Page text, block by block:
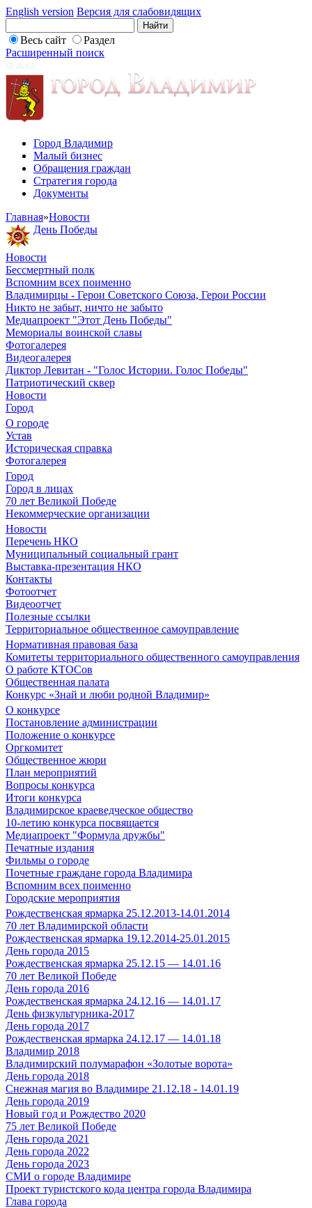
English version Версия для слабовидящих
Весь сайт
Раздел
Расширенный поиск
Город Владимир
Малый бизнес
Обращения граждан
Стратегия города
Документы
Главная»Новости
День Победы
Новости
Бессмертный полк
Вспомним всех поименно
Владимирцы - Герои Советского Союза, Герои России
Никто не забыт, ничто не забыто
Медиапроект "Этот День Победы"
Мемориалы воинской славы
Фотогалерея
Видеогалерея
Диктор Левитан - "Голос Истории. Голос Победы"
Патриотический сквер
Новости
Город
О городе
Устав
Историческая справка
Фотогалерея
Город
Город в лицах
70 лет Великой Победе
Некоммерческие организации
Новости
Перечень НКО
Муниципальный социальный грант
Выставка-презентация НКО
Контакты
Фотоотчет
Видеоотчет
Полезные ссылки
Территориальное общественное самоуправление
Нормативная правовая база
Комитеты территориального общественного самоуправления
О работе КТОСов
Общественная палата
Конкурс «Знай и люби родной Владимир»
О конкурсе
Постановление администрации
Положение о конкурсе
Оргкомитет
Общественное жюри
План мероприятий
Вопросы конкурса
Итоги конкурса
Владимирское краеведческое общество
10-летию конкурса посвящается
Медиапроект "Формула дружбы"
Печатные издания
Фильмы о городе
Почетные граждане города Владимира
Вспомним всех поименно
Городские мероприятия
Рождественская ярмарка 25.12.2013-14.01.2014
70 лет Владимирской области
Рождественская ярмарка 19.12.2014-25.01.2015
День города 2015
Рождественская ярмарка 25.12.15 — 14.01.16
70 лет Великой Победе
День города 2016
Рождественская ярмарка 24.12.16 — 14.01.17
День физкультурника-2017
День города 2017
Рождественская ярмарка 24.12.17 — 14.01.18
Владимир 2018
Владимирский полумарафон «Золотые ворота»
День города 2018
Снежная магия во Владимире 21.12.18 - 14.01.19
День города 2019
Новый год и Рождество 2020
75 лет Великой Победе
День города 2021
День города 2022
День города 2023
СМИ о городе Владимире
Проект туристского кода центра города Владимира
Глава города